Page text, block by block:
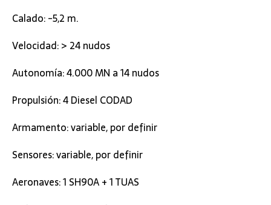
Calado: -5,2 m.
Velocidad: > 24 nudos
Autonomía: 4.000 MN a 14 nudos
Propulsión: 4 Diesel CODAD
Armamento: variable, por definir
Sensores: variable, por definir
Aeronaves: 1 SH90A + 1 TUAS